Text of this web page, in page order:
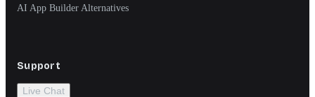
AI App Builder Alternatives
Support
Live Chat